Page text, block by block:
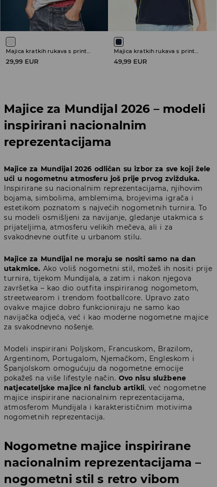
Majica kratkih rukava s printom Polska
29,99 EUR
Majica kratkih rukava s printom Real Madrid
49,99 EUR
Majice za Mundijal 2026 – modeli
inspirirani nacionalnim
reprezentacijama
Majice za Mundijal 2026 odličan su izbor za sve koji žele
ući u nogometnu atmosferu još prije prvog zvižduka.
Inspirirane su nacionalnim reprezentacijama, njihovim
bojama, simbolima, amblemima, brojevima igrača i
estetikom poznatom s najvećih nogometnih turnira. To
su modeli osmišljeni za navijanje, gledanje utakmica s
prijateljima, atmosferu velikih mečeva, ali i za
svakodnevne outfite u urbanom stilu.
Majice za Mundijal ne moraju se nositi samo na dan
utakmice. Ako voliš nogometni stil, možeš ih nositi prije
turnira, tijekom Mundijala, a zatim i nakon njegova
završetka – kao dio outfita inspiriranog nogometom,
streetwearom i trendom footballcore. Upravo zato
ovakve majice dobro funkcioniraju ne samo kao
navijačka odjeća, već i kao moderne nogometne majice
za svakodnevno nošenje.
Modeli inspirirani Poljskom, Francuskom, Brazilom,
Argentinom, Portugalom, Njemačkom, Engleskom i
Španjolskom omogućuju da nogometne emocije
pokažeš na više lifestyle način. Ovo nisu službene
natjecateljske majice ni fanclub artikli, već nogometne
majice inspirirane nacionalnim reprezentacijama,
atmosferom Mundijala i karakterističnim motivima
nogometnih reprezentacija.
Nogometne majice inspirirane
nacionalnim reprezentacijama –
nogometni stil s retro vibom